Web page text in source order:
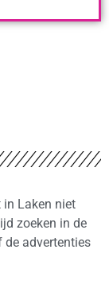
in Laken niet
zoeken in de
de advertenties